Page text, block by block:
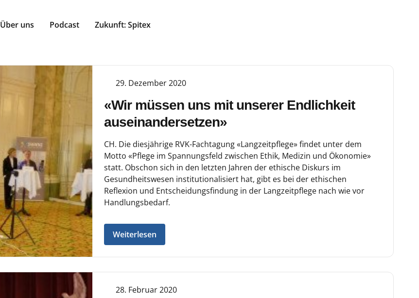
Über uns Podcast Zukunft: Spitex
29. Dezember 2020
«Wir müssen uns mit unserer Endlichkeit
auseinandersetzen»
CH. Die diesjährige RVK-Fachtagung «Langzeitpflege» findet unter dem
Motto «Pflege im Spannungsfeld zwischen Ethik, Medizin und Ökonomie»
statt. Obschon sich in den letzten Jahren der ethische Diskurs im
Gesundheitswesen institutionalisiert hat, gibt es bei der ethischen
Reflexion und Entscheidungsfindung in der Langzeitpflege nach wie vor
Handlungsbedarf.
Weiterlesen
28. Februar 2020